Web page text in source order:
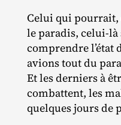
Celui qui pourrait,
le paradis,
comprendre l’état
avions tout du
Et les derniers à
combattent, les
quelques jours de